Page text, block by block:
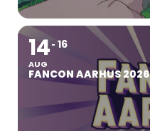
14
AUG
16
FANCON AARHUS 2026